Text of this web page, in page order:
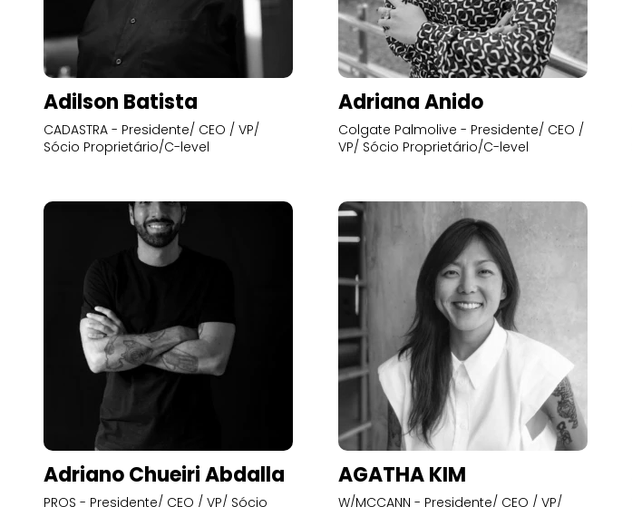
Adilson Batista
CADASTRA - Presidente/ CEO / VP/
Sócio Proprietário/C-level
Adriana Anido
Colgate Palmolive - Presidente/ CEO /
VP/ Sócio Proprietário/C-level
Adriano Chueiri Abdalla
PROS - Presidente/ CEO / VP/ Sócio
AGATHA KIM
W/MCCANN - Presidente/ CEO / VP/